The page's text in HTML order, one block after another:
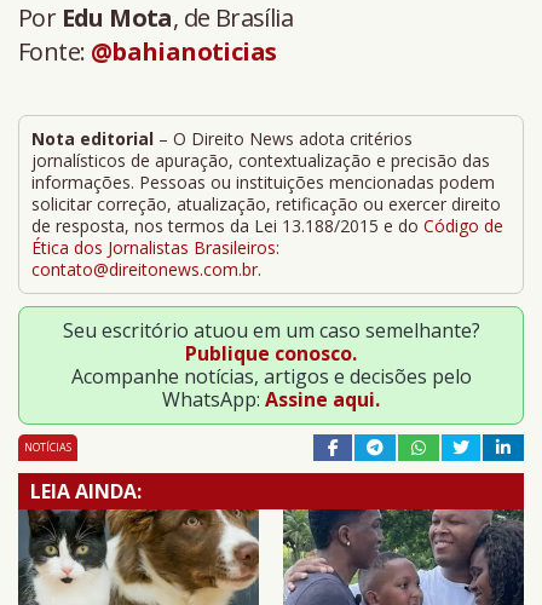
Por Edu Mota, de Brasília
Fonte: @bahianoticias
Nota editorial – O Direito News adota critérios
jornalísticos de apuração, contextualização e precisão das
informações. Pessoas ou instituições mencionadas podem
solicitar correção, atualização, retificação ou exercer direito
de resposta, nos termos da Lei 13.188/2015 e do Código de
Ética dos Jornalistas Brasileiros:
contato@direitonews.com.br.
Seu escritório atuou em um caso semelhante?
Publique conosco.
Acompanhe notícias, artigos e decisões pelo
WhatsApp: Assine aqui.
NOTÍCIAS
LEIA AINDA: